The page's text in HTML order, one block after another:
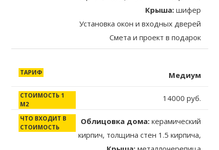
Крыша:шифер
Установка окон и входных дверей
Смета и проект в подарок
Медиум
14000 руб.
Облицовка дома:керамический
кирпич, толщина стен 1.5 кирпича,